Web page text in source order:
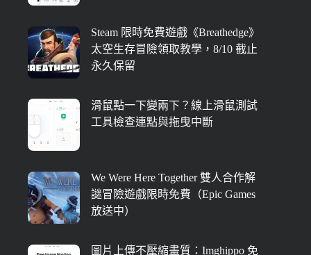
Steam 限時免費遊戲《Breathedge》
太空生存冒險領取教學，8/10 截止
永久保留
滑鼠點一下變兩下？線上滑鼠測試
工具檢查連點與拖曳中斷
We Were Here Together 雙人合作解
謎冒險遊戲限時免費（Epic Games
放送中）
圖片上傳不壓縮畫質：Imghippo 免